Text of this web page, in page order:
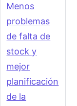
Menos
problemas
de falta de
stock y
mejor
planificación
de la